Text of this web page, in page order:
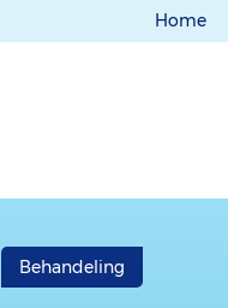
Home
Behandeling